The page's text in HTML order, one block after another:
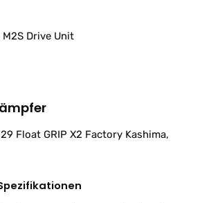
Drive Unit
Float GRIP X2 Factory Kashima,